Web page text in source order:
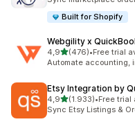
Built for Shopify
Webgility x
4,95 yıldız üzerinden
(476)
toplam 476•Free trial
Automate accounting,
Etsy Integration by
4,95 yıldız üzerinden
(1.933)
toplam 1933 •Free trial
Sync Etsy Listings &